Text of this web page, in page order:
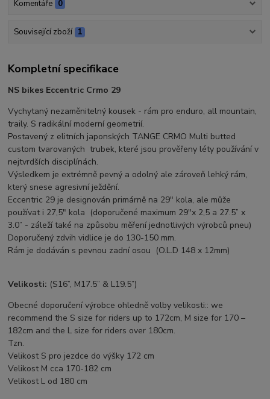
Komentáře 0
Související zboží 1
Kompletní specifikace
NS bikes Eccentric Crmo 29
Vychytaný nezaměnitelný kousek - rám pro enduro, all mountain,
traily. S radikální moderní geometrií.
Postavený z elitních japonských TANGE CRMO Multi butted
custom tvarovaných trubek, které jsou prověřeny léty používání v
nejtvrdších disciplínách.
Výsledkem je extrémně pevný a odolný ale zároveň lehký rám,
který snese agresivní ježdění.
Eccentric 29 je designován primárně na 29" kola, ale může
používat i 27,5" kola (doporučené maximum 29"x 2,5 a 27.5” x
3.0” - záleží také na způsobu měření jednotlivých výrobců pneu)
Doporučený zdvih vidlice je do 130-150 mm.
Rám je dodáván s pevnou zadní osou (O.L.D 148 x 12mm)
Velikosti: (S16”, M17.5” & L19.5”)
Obecné doporučení výrobce ohledně volby velikosti:: we
recommend the S size for riders up to 172cm, M size for 170 –
182cm and the L size for riders over 180cm.
Tzn.
Velikost S pro jezdce do výšky 172 cm
Velikost M cca 170-182 cm
Velikost L od 180 cm